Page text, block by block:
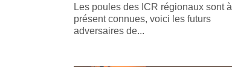
Les poules des ICR régionaux sont à
présent connues, voici les futurs
adversaires de...